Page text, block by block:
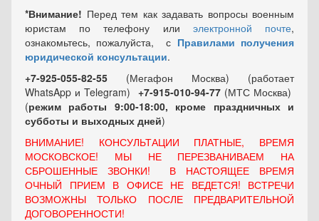
*Внимание! Перед тем как задавать вопросы военным
юристам по телефону или электронной почте,
ознакомьтесь, пожалуйста, с Правилами получения
юридической консультации.
+7-925-055-82-55 (Мегафон Москва) (работает
WhatsApp и Telegram) +7-915-010-94-77 (МТС Москва)
(режим работы 9:00-18:00, кроме праздничных и
субботы и выходных дней)
ВНИМАНИЕ! КОНСУЛЬТАЦИИ ПЛАТНЫЕ, ВРЕМЯ
МОСКОВСКОЕ! МЫ НЕ ПЕРЕЗВАНИВАЕМ НА
СБРОШЕННЫЕ ЗВОНКИ! В НАСТОЯЩЕЕ ВРЕМЯ
ОЧНЫЙ ПРИЕМ В ОФИСЕ НЕ ВЕДЕТСЯ! ВСТРЕЧИ
ВОЗМОЖНЫ ТОЛЬКО ПОСЛЕ ПРЕДВАРИТЕЛЬНОЙ
ДОГОВОРЕННОСТИ!